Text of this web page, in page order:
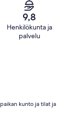
9,8
Henkilökunta ja
palvelu
kunto ja tilat ja